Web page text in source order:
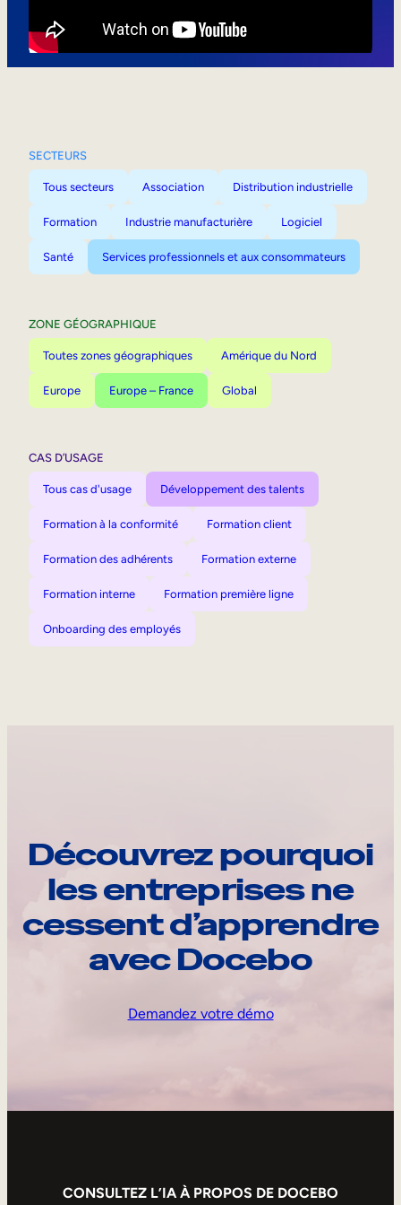
SECTEURS
Tous secteurs Association Distribution industrielle
Formation Industrie manufacturière Logiciel
Santé Services professionnels et aux consommateurs
ZONE GÉOGRAPHIQUE
Toutes zones géographiques Amérique du Nord
Europe Europe – France Global
CAS D’USAGE
Tous cas d'usage Développement des talents
Formation à la conformité Formation client
Formation des adhérents Formation externe
Formation interne Formation première ligne
Onboarding des employés
Découvrez pourquoi
les entreprises ne
cessent d’apprendre
avec Docebo
Demandez votre démo
CONSULTEZ L’IA À PROPOS DE DOCEBO